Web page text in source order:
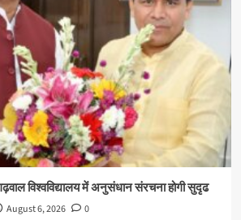
विश्वविद्यालय में अनुसंधान संरचना होगी सुदृढ
August 6, 2026 0